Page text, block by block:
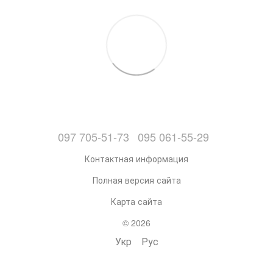
097 705-51-73 095 061-55-29
Контактная информация
Полная версия сайта
Карта сайта
© 2026
Укр Рус